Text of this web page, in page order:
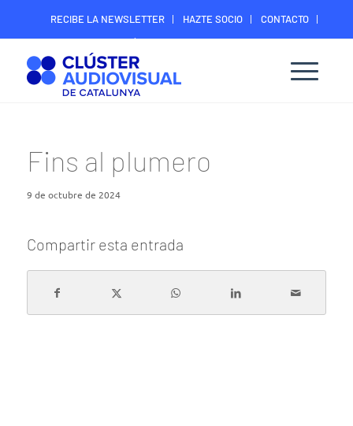
RECIBE LA NEWSLETTER HAZTE SOCIO
CONTACTO
ÁREA DIGITAL SOCIOS
Fins al plumero
9 de octubre de 2024
Compartir esta entrada